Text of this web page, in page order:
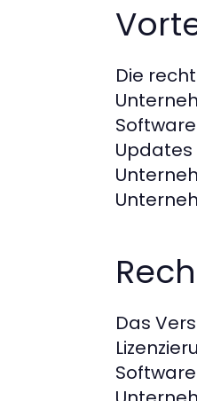
Die
Updates
Das